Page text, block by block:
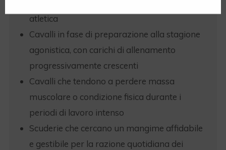
Desidero registrarmi Password dimenticata?
atletica
Cavalli in fase di preparazione alla stagione
agonistica, con carichi di allenamento
progressivamente crescenti
Cavalli che tendono a perdere massa
muscolare o condizione fisica durante i
periodi di lavoro intenso
Scuderie che cercano un mangime affidabile
e gestibile per la razione quotidiana dei